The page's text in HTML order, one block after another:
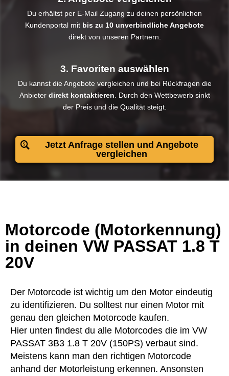
Du erhältst per E-Mail Zugang zu deinen persönlichen
Kundenportal mit bis zu 10 unverbindliche Angebote
direkt von unseren Partnern.
3. Favoriten auswählen
Du kannst die Angebote vergleichen und bei Rückfragen die
Anbieter direkt kontaktieren . Durch den Wettbewerb sinkt
der Preis und die Qualität steigt.​
Jetzt Anfrage stellen und Angebote
vergleichen
Motorcode (Motorkennung)
in deinen VW PASSAT 1.8 T
20V
Der Motorcode ist wichtig um den Motor eindeutig
zu identifizieren. Du solltest nur einen Motor mit
genau den gleichen Motorcode kaufen.
Hier unten findest du alle Motorcodes die im VW
PASSAT 3B3 1.8 T 20V (150PS) verbaut sind.
Meistens kann man den richtigen Motorcode
anhand der Motorleistung erkennen. Ansonsten